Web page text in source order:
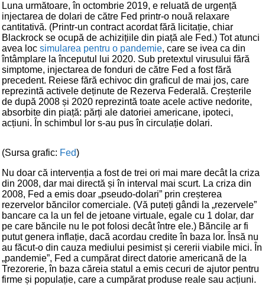
Luna următoare, în octombrie 2019, e reluată de urgență
injectarea de dolari de către Fed printr-o nouă relaxare
cantitativă. (Printr-un contract acordat fără licitație, chiar
Blackrock se ocupă de achizițiile din piață ale Fed.) Tot atunci
avea loc simularea pentru o pandemie, care se ivea ca din
întâmplare la începutul lui 2020. Sub pretextul virusului fără
simptome, injectarea de fonduri de către Fed a fost fără
precedent. Reiese fără echivoc din graficul de mai jos, care
reprezintă activele deținute de Rezerva Federală. Creșterile
de după 2008 și 2020 reprezintă toate acele active nedorite,
absorbite din piață: părți ale datoriei americane, ipoteci,
acțiuni. În schimbul lor s-au pus în circulație dolari.
(Sursa grafic: Fed)
Nu doar că intervenția a fost de trei ori mai mare decât la criza
din 2008, dar mai directă și în interval mai scurt. La criza din
2008, Fed a emis doar „pseudo-dolari” prin creșterea
rezervelor băncilor comerciale. (Vă puteți gândi la „rezervele”
bancare ca la un fel de jetoane virtuale, egale cu 1 dolar, dar
pe care băncile nu le pot folosi decât între ele.) Băncile ar fi
putut genera inflație, dacă acordau credite în baza lor. Însă nu
au făcut-o din cauza mediului pesimist și cererii viabile mici. În
„pandemie”, Fed a cumpărat direct datorie americană de la
Trezorerie, în baza căreia statul a emis cecuri de ajutor pentru
firme și populație, care a cumpărat produse reale sau acțiuni.